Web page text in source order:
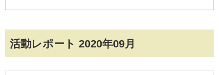
活動レポート 2020年09月